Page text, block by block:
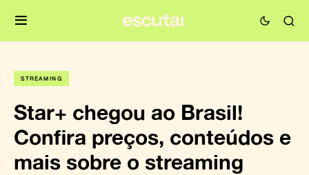
STREAMING
Star+ chegou ao Brasil!
Confira preços, conteúdos e
mais sobre o streaming